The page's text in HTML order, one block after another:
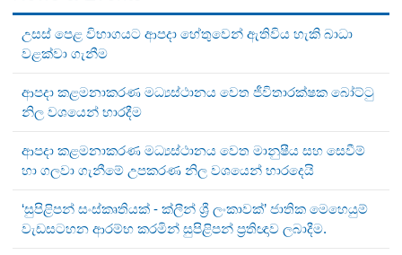
උසස් පෙළ විභාගයට ආපදා හේතුවෙන් ඇතිවිය හැකි බාධා
වළක්වා ගැනීම
ආපදා කළමනාකරණ මධ්‍යස්ථානය වෙත ජීවිතාරක්ෂක බෝට්ටු
නිල වශයෙන් භාරදීම
ආපදා කළමනාකරණ මධ්‍යස්ථානය වෙත මානුෂීය සහ සෙවීම්
හා ගලවා ගැනීමේ උපකරණ නිල වශයෙන් භාරදෙයි
‘සුපිළිපන් සංස්කෘතියක් - ක්ලීන් ශ්‍රී ලංකාවක්’ ජාතික මෙහෙයුම්
වැඩසටහන ආරම්භ කරමින් සුපිළිපන් ප්‍රතිඥාව ලබාදීම.